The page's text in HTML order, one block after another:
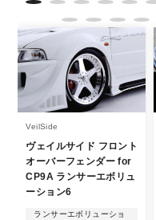
・決済後の正式
不可となります
違い無いようお願
※商品写真は実
ジが若干異なる
商品名や説明等
発送について
・エアロパーツ
個人宅への直送
VeilSide
ヴェイルサイド フロント
オーバーフェンダー for
CP9A ランサーエボリュ
ーション6
ランサーエボリューショ